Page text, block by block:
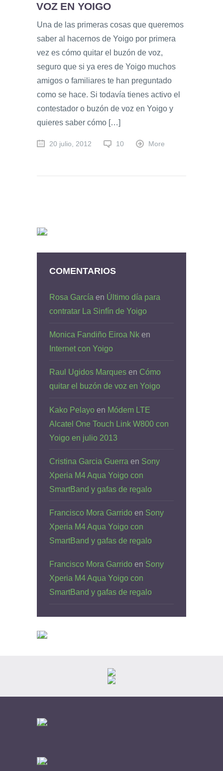
VOZ EN YOIGO
Una de las primeras cosas que queremos
saber al hacernos de Yoigo por primera
vez es cómo quitar el buzón de voz,
seguro que si ya eres de Yoigo muchos
amigos o familiares te han preguntado
como se hace. Si todavía tienes activo el
contestador o buzón de voz en Yoigo y
quieres saber cómo […]
20 julio, 2012 10 More
COMENTARIOS
Rosa García en Último día para
contratar La Sinfín de Yoigo
Monica Fandiño Eiroa Nk en
Internet con Yoigo
Raul Ugidos Marques en Cómo
quitar el buzón de voz en Yoigo
Kako Pelayo en Módem LTE
Alcatel One Touch Link W800 con
Yoigo en julio 2013
Cristina Garcia Guerra en Sony
Xperia M4 Aqua Yoigo con
SmartBand y gafas de regalo
Francisco Mora Garrido en Sony
Xperia M4 Aqua Yoigo con
SmartBand y gafas de regalo
Francisco Mora Garrido en Sony
Xperia M4 Aqua Yoigo con
SmartBand y gafas de regalo